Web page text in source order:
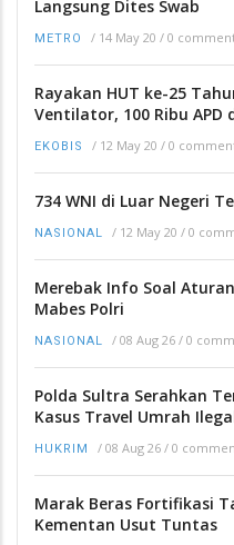
Langsung Dites Swab
METRO / 14 May 20 / 0
Rayakan HUT ke-25
Ventilator, 100 Ribu APD
EKOBIS / 12 May 20 / 0
734 WNI di Luar Negeri
NASIONAL / 12 May 20 / 0
Merebak Info Soal
Mabes Polri
NASIONAL / 08 Aug 26 / 0
Polda Sultra Serahkan
Kasus Travel Umrah
HUKRIM / 08 Aug 26 / 0
Marak Beras Fortifikasi
Kementan Usut Tuntas